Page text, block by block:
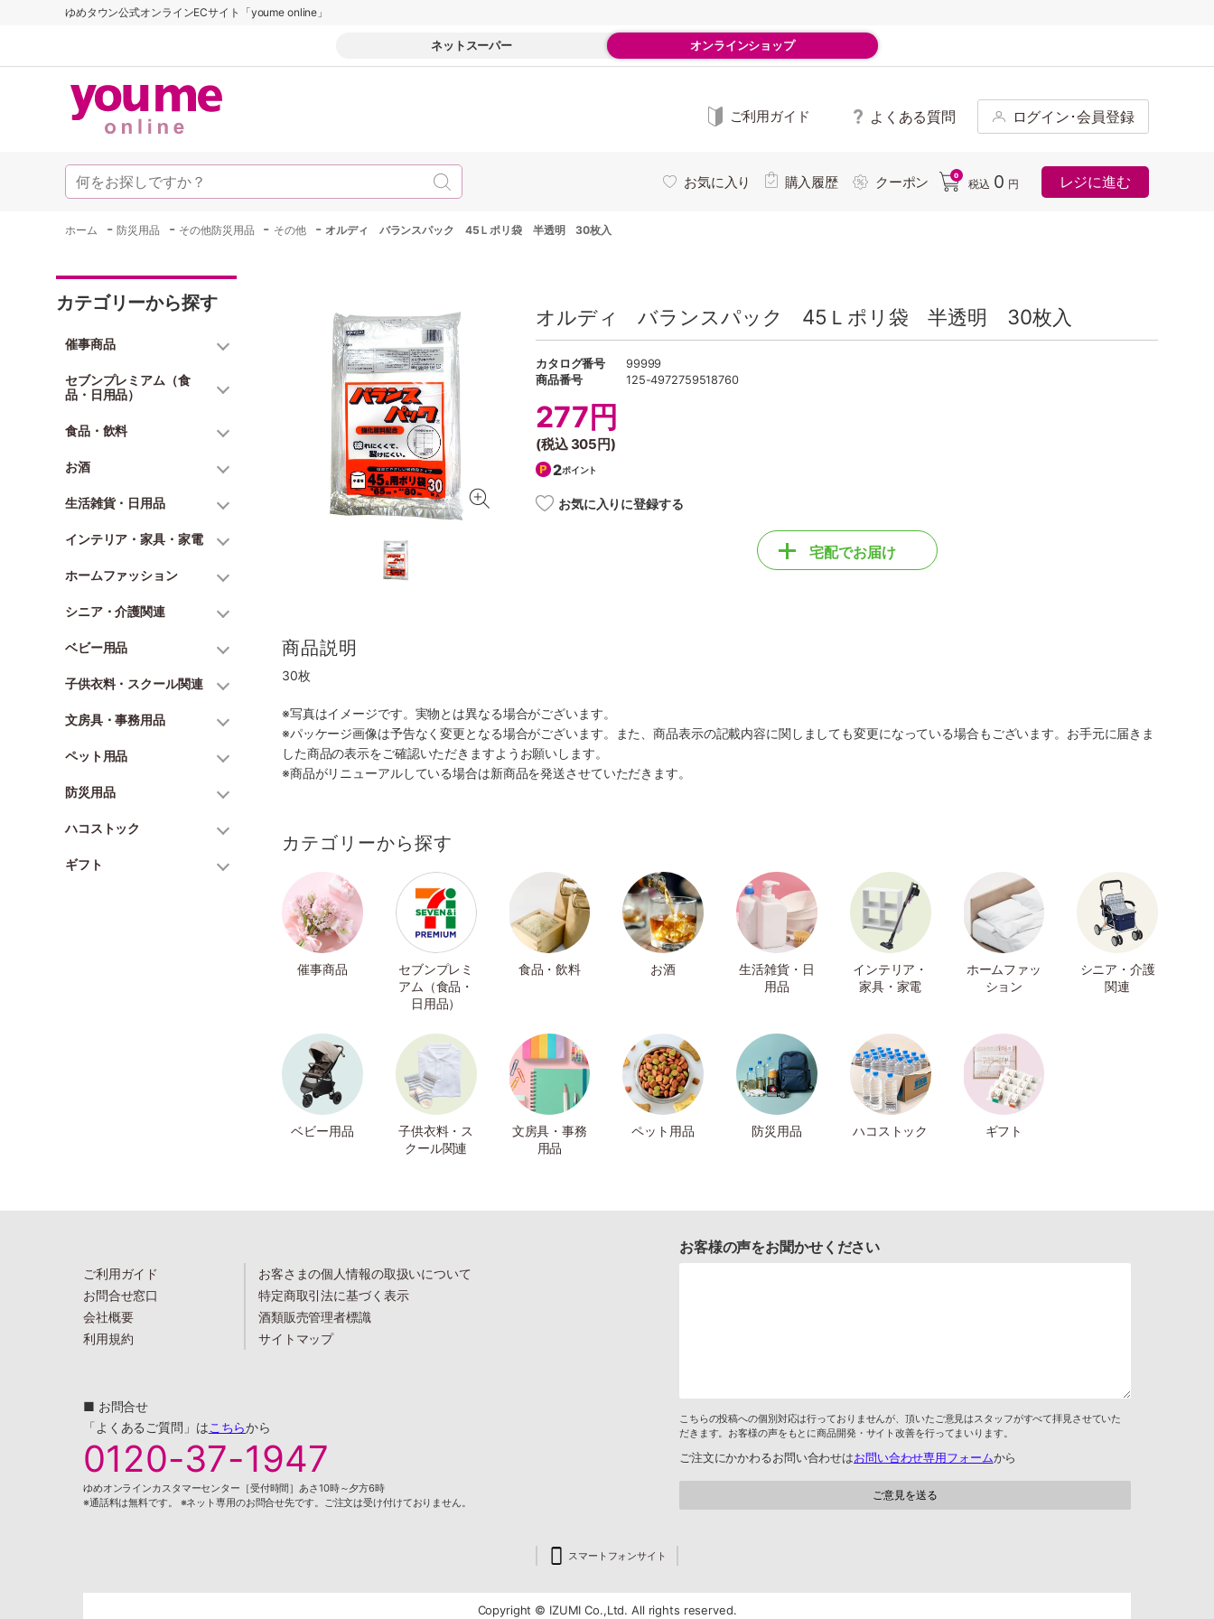
ゆめタウン公式オンラインECサイト「youme online」
ネットスーパー オンラインショップ
ご利用ガイド よくある質問 ログイン･会員登録
お気に入り 購入履歴 クーポン 0
税込 0 円 レジに進む
ホーム -防災用品 - その他防災用品 - その他 - オルディ バランスパック 45Ｌポリ袋 半透明 30枚入
カテゴリーから探す
催事商品
セブンプレミアム（食
品・日用品）
食品・飲料
お酒
生活雑貨・日用品
インテリア・家具・家電
ホームファッション
シニア・介護関連
ベビー用品
子供衣料・スクール関連
文房具・事務用品
ペット用品
防災用品
ハコストック
ギフト
オルディ バランスパック 45Ｌポリ袋 半透明 30枚入
カタログ番号
99999
商品番号
125-4972759518760
277円
(税込 305円)
2ポイント
お気に入りに登録する
宅配でお届け
商品説明
30枚
※写真はイメージです。実物とは異なる場合がございます。
※パッケージ画像は予告なく変更となる場合がございます。また、商品表示の記載内容に関しましても変更になっている場合もございます。お手元に届きま
した商品の表示をご確認いただきますようお願いします。
※商品がリニューアルしている場合は新商品を発送させていただきます。
カテゴリーから探す
催事商品
セブンプレミ
アム（食品・
日用品）
食品・飲料 お酒
生活雑貨・日
用品
インテリア・
家具・家電
ホームファッ
ション
シニア・介護
関連
ベビー用品
子供衣料・ス
クール関連
文房具・事務
用品
ペット用品 防災用品 ハコストック ギフト
ご利用ガイド
お問合せ窓口
会社概要
利用規約
お客さまの個人情報の取扱いについて
特定商取引法に基づく表示
酒類販売管理者標識
サイトマップ
■ お問合せ
「よくあるご質問」はこちらから
0120-37-1947
ゆめオンラインカスタマーセンター［受付時間］あさ10時～夕方6時
※通話料は無料です。 ※ネット専用のお問合せ先です。ご注文は受け付けておりません。
お客様の声をお聞かせください
こちらの投稿への個別対応は行っておりませんが、頂いたご意見はスタッフがすべて拝見させていた
だきます。お客様の声をもとに商品開発・サイト改善を行ってまいります。
ご注文にかかわるお問い合わせはお問い合わせ専用フォームから
スマートフォンサイト
Copyright © IZUMI Co.,Ltd. All rights reserved.